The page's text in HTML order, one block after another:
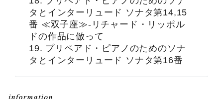
タとインターリュード ソナタ第14,15
番 ≪双子座≫-リチャード・リッポル
ドの作品に倣って
19. プリペアド・ピアノのためのソナ
タとインターリュード ソナタ第16番